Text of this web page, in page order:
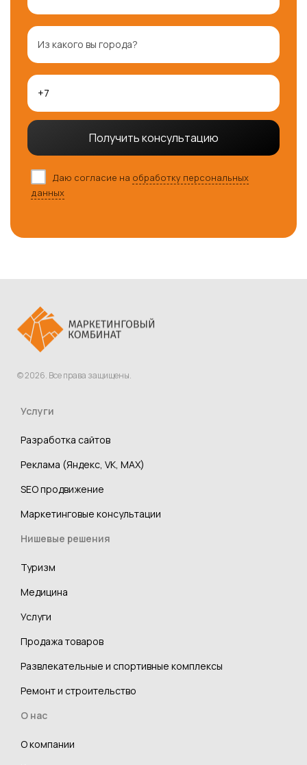
Получить консультацию
Даю согласие на обработку персональных
данных
© 2026. Все права защищены.
Услуги
Разработка сайтов
Реклама (Яндекс, VK, MAX)
SEO продвижение
Маркетинговые консультации
Нишевые решения
Туризм
Медицина
Услуги
Продажа товаров
Развлекательные и спортивные комплексы
Ремонт и строительство
О нас
О компании